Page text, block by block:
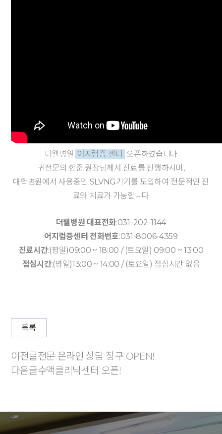
더웰병원 어지럼증 센터 오픈하였습니다
귀전문의 한준 원장님께서 진료를 진행하시며,
대학병원에서 사용중인 SLVNG기기를 도입하여 전문적인 진
료와 치료가 가능합니다
더웰병원 대표전화:031-202-1144
어지럼증센터 전화번호:031-8006-4359
진료시간:(평일)09:00 ~ 18:00 / (토요일) 09:00 ~ 13:00
점심시간:(평일)13:00 ~ 14:00 / (토요일) 점심시간 없음
목록
이전글전문 온라인 상담 창구 OPEN!
다음글수액클리닉센터 오픈!